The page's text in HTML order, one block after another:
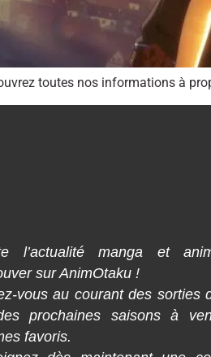
toutes nos informations à
l’actualité manga et
sur AnimOtaku !
vous au courant des sorties
prochaines saisons à
favoris.